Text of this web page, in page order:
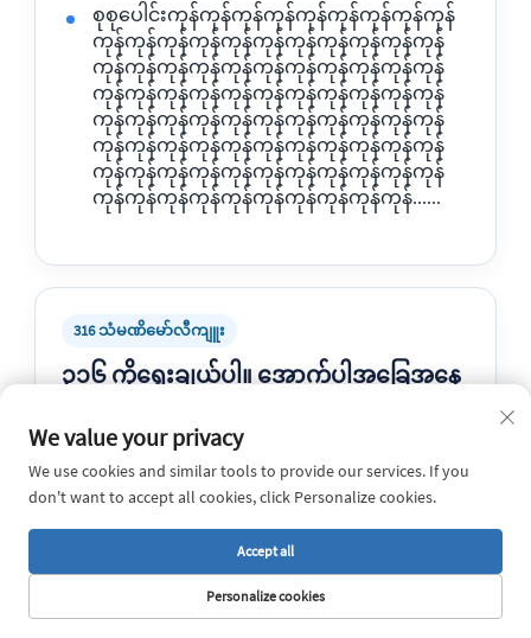
စုစုပေါင်းကုန်ကုန်ကုန်ကုန်ကုန်ကုန်ကုန်ကုန်ကုန်
ကုန်ကုန်ကုန်ကုန်ကုန်ကုန်ကုန်ကုန်ကုန်ကုန်ကုန်
ကုန်ကုန်ကုန်ကုန်ကုန်ကုန်ကုန်ကုန်ကုန်ကုန်ကုန်
ကုန်ကုန်ကုန်ကုန်ကုန်ကုန်ကုန်ကုန်ကုန်ကုန်ကုန်
ကုန်ကုန်ကုန်ကုန်ကုန်ကုန်ကုန်ကုန်ကုန်ကုန်ကုန်
ကုန်ကုန်ကုန်ကုန်ကုန်ကုန်ကုန်ကုန်ကုန်ကုန်ကုန်
ကုန်ကုန်ကုန်ကုန်ကုန်ကုန်ကုန်ကုန်ကုန်ကုန်ကုန်
ကုန်ကုန်ကုန်ကုန်ကုန်ကုန်ကုန်ကုန်ကုန်ကုန်......
316 သံမဏိမော်လီကျူး
၃၁၆ ကိုရွေးချယ်ပါ။ အောက်ပါအခြေအနေ
ပတ်ဝန်းကျင်တွင် ဆား၊ ကလိုရိုက်များ သို့မဟုတ်
ဓာတုပစ္စည်းများ ပါဝင်သည်။
ပိုမိုကောင်းမွန်သော ပစ်တင်းခံနိုင်ရည် လိုအပ်
သည်။
ထုတ်ကုန်ကို ကမ်းခြေအနီးတွင် အသုံးပြုမည်
We value your privacy
We use cookies and similar tools to provide our services. If you
don't want to accept all cookies, click Personalize cookies.
Personalize cookies
Accept all